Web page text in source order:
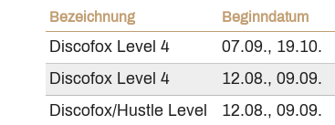
Bezeichnung Beginndatum
Discofox Level 4 07.09., 19.10.
Discofox Level 4
12.08., 09.09.
Discofox/Hustle Level
12.08., 09.09.